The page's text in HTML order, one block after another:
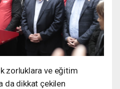
zorluklara ve eğitim
da dikkat çekilen